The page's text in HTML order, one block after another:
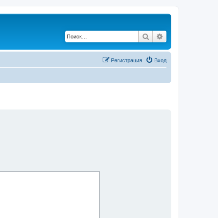
Поиск
Вход
Регистрация